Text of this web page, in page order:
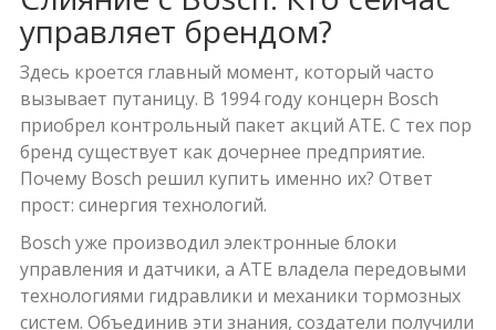
управляет брендом?
Здесь кроется главный момент, который часто
вызывает путаницу. В 1994 году концерн Bosch
приобрел контрольный пакет акций ATE. С тех пор
бренд существует как дочернее предприятие.
Почему Bosch решил купить именно их? Ответ
прост: синергия технологий.
Bosch уже производил электронные блоки
управления и датчики, а ATE владела передовыми
технологиями гидравлики и механики тормозных
систем. Объединив эти знания, создатели получили